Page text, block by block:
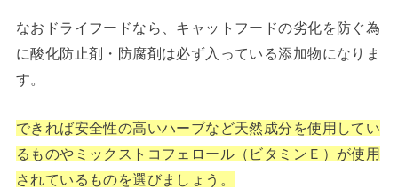
なおドライフードなら、キャットフードの劣化を防ぐ為
に酸化防止剤・防腐剤は必ず入っている添加物になりま
す。
できれば安全性の高いハーブなど天然成分を使用してい
るものやミックストコフェロール（ビタミンＥ）が使用
されているものを選びましょう。